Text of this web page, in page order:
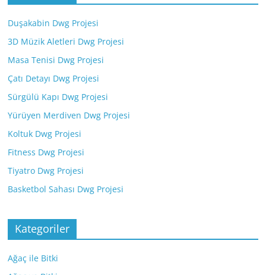
Duşakabin Dwg Projesi
3D Müzik Aletleri Dwg Projesi
Masa Tenisi Dwg Projesi
Çatı Detayı Dwg Projesi
Sürgülü Kapı Dwg Projesi
Yürüyen Merdiven Dwg Projesi
Koltuk Dwg Projesi
Fitness Dwg Projesi
Tiyatro Dwg Projesi
Basketbol Sahası Dwg Projesi
Kategoriler
Ağaç ile Bitki